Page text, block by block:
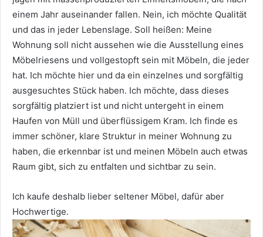
einem Jahr auseinander fallen. Nein, ich möchte Qualität
und das in jeder Lebenslage. Soll heißen: Meine
Wohnung soll nicht aussehen wie die Ausstellung eines
Möbelriesens und vollgestopft sein mit Möbeln, die jeder
hat. Ich möchte hier und da ein einzelnes und sorgfältig
ausgesuchtes Stück haben. Ich möchte, dass dieses
sorgfältig platziert ist und nicht untergeht in einem
Haufen von Müll und überflüssigem Kram. Ich finde es
immer schöner, klare Struktur in meiner Wohnung zu
haben, die erkennbar ist und meinen Möbeln auch etwas
Raum gibt, sich zu entfalten und sichtbar zu sein.
Ich kaufe deshalb lieber seltener Möbel, dafür aber
Hochwertige.